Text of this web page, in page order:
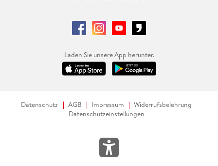
Laden Sie unsere App herunter.
Datenschutz AGB Impressum
Widerrufsbelehrung
Datenschutzeinstellungen